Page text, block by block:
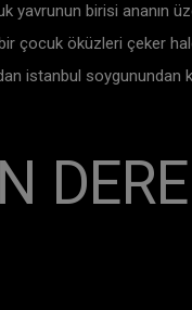
yavrunun birisi ananın
çocuk öküzleri çeker
istanbul soygunundan
DERE